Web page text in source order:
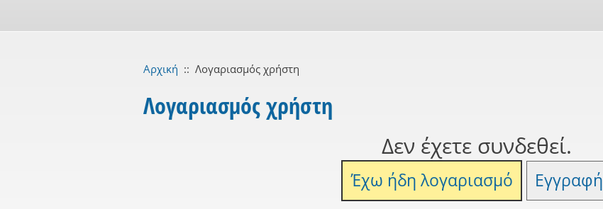
Αρχική :: Λογαριασμός χρήστη
Λογαριασμός χρήστη
Δεν έχετε συνδεθεί.
Έχω ήδη λογαριασμό Εγγραφή